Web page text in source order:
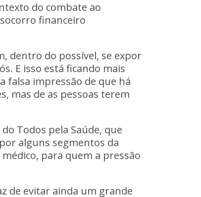
do combate ao
financeiro
dentro do possível, se expor
E isso está ficando mais
falsa impressão de que há
mas de as pessoas terem
Todos pela Saúde, que
alguns segmentos da
para quem a pressão
de evitar ainda um grande